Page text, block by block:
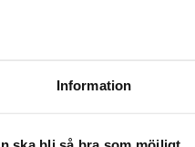
Information
på det sättet, inte minst ur